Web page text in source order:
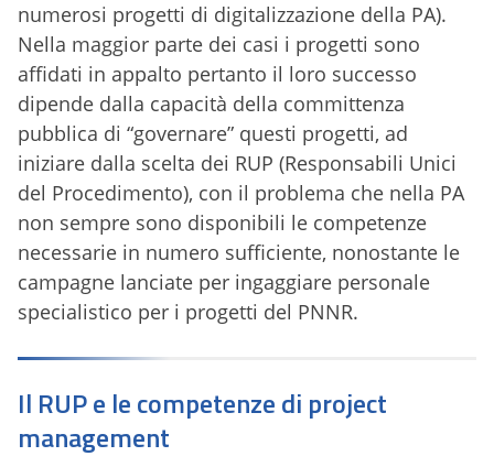
numerosi progetti di digitalizzazione della PA).
Nella maggior parte dei casi i progetti sono
affidati in appalto pertanto il loro successo
dipende dalla capacità della committenza
pubblica di “governare” questi progetti, ad
iniziare dalla scelta dei RUP (Responsabili Unici
del Procedimento), con il problema che nella PA
non sempre sono disponibili le competenze
necessarie in numero sufficiente, nonostante le
campagne lanciate per ingaggiare personale
specialistico per i progetti del PNNR.
Il RUP e le competenze di project
management